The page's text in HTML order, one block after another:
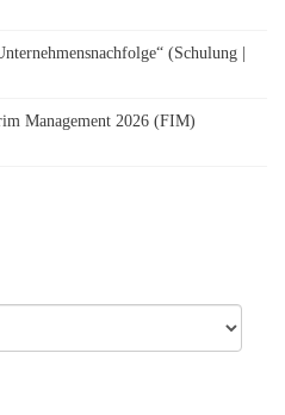
(Schulung |
Management 2026 (FIM)